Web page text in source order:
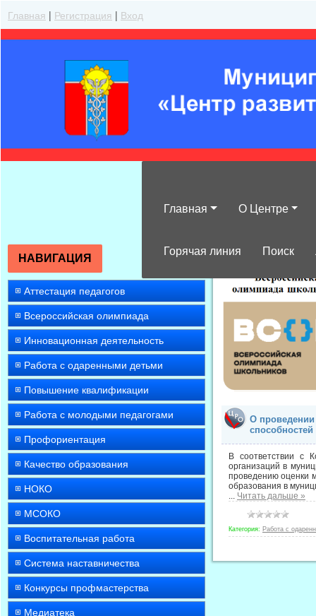
Главная | Регистрация | Вход
Главная О Центре
Горячая линия Поиск
НАВИГАЦИЯ
Аттестация педагогов
Всероссийская олимпиада
Инновационная деятельность
Работа с одаренными детьми
Повышение квалификации
Работа с молодыми педагогами
Профориентация
Качество образования
НОКО
МСОКО
Воспитательная работа
Система наставничества
Конкурсы профмастерства
Медиатека
О
В соответствии с
организаций в
проведению оценки
образования в
... Читать дальше »
Категория: Работа с